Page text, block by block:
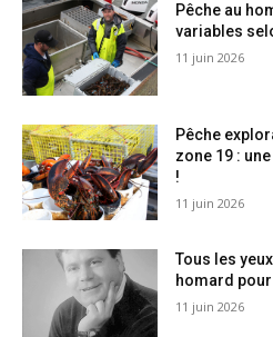
Pêche au
variables
11 juin 2026
Pêche
zone 19 :
!
11 juin 2026
Tous les
homard
11 juin 2026